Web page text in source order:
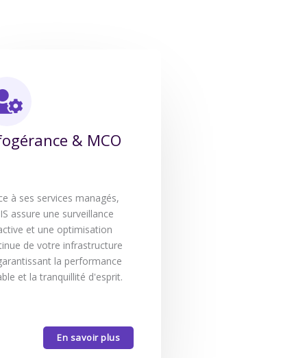
& MCO
à ses services managés,
assure une surveillance
et une optimisation
de votre infrastructure
la performance
et la tranquillité d'esprit.
En savoir plus